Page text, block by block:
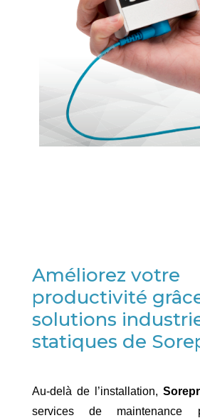
Améliorez votre
productivité
solutions
statiques de
Au-delà de l’installation,
services de maintenance